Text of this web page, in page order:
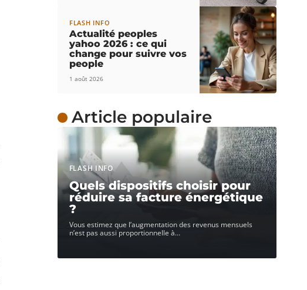
FLASH INFO
Actualité peoples
yahoo 2026 : ce qui
change pour suivre vos
people
1 août 2026
Article populaire
FLASH INFO
Quels dispositifs choisir pour
réduire sa facture énergétique
?
Vous estimez que l’augmentation des revenus mensuels
n’est pas aussi proportionnelle à…